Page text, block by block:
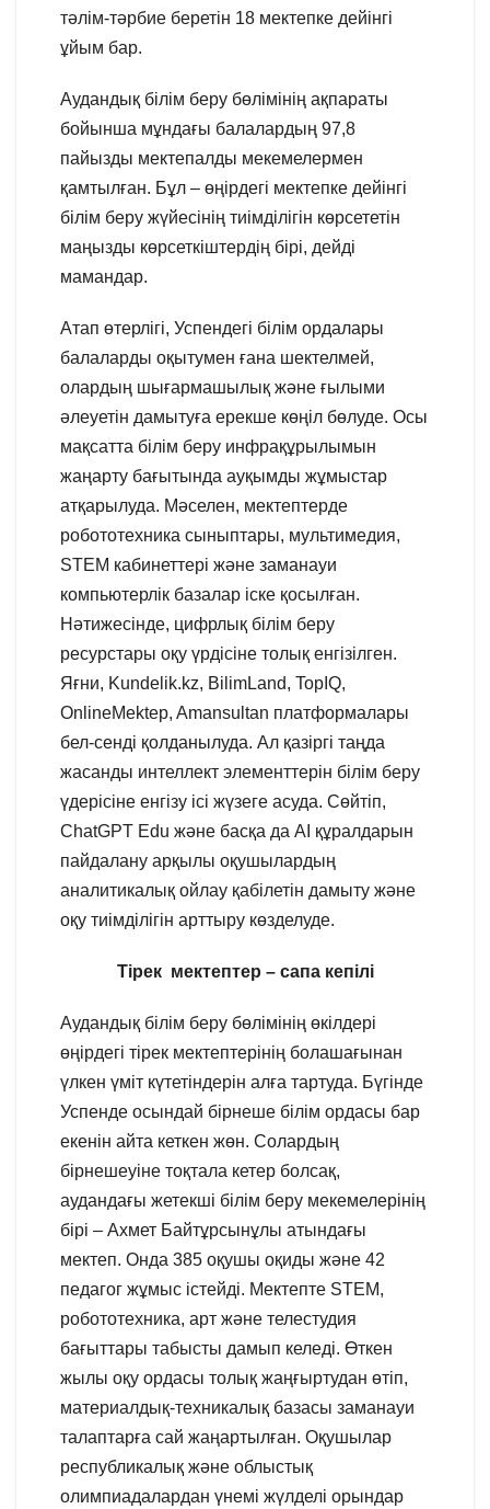
тәлім-тәрбие беретін 18 мектепке дейінгі
ұйым бар.
Аудандық білім беру бөлімінің ақпараты
бойынша мұндағы балалардың 97,8
пайызды мектепалды мекемелермен
қамтылған. Бұл – өңірдегі мектепке дейінгі
білім беру жүйесінің тиімділігін көрсететін
маңызды көрсеткіштердің бірі, дейді
мамандар.
Атап өтерлігі, Успендегі білім ордалары
балаларды оқытумен ғана шектелмей,
олардың шығармашылық және ғылыми
әлеуетін дамытуға ерекше көңіл бөлуде. Осы
мақсатта білім беру инфрақұрылымын
жаңарту бағытында ауқымды жұмыстар
атқарылуда. Мәселен, мектептерде
робототехника сыныптары, мультимедия,
STEM кабинеттері және заманауи
компьютерлік базалар іске қосылған.
Нәтижесінде, цифрлық білім беру
ресурстары оқу үрдісіне толық енгізілген.
Яғни, Kundelik.kz, BilimLand, TopIQ,
OnlineMektep, Amansultan платформалары
бел-сенді қолданылуда. Ал қазіргі таңда
жасанды интеллект элементтерін білім беру
үдерісіне енгізу ісі жүзеге асуда. Сөйтіп,
ChatGPT Edu және басқа да AI құралдарын
пайдалану арқылы оқушылардың
аналитикалық ойлау қабілетін дамыту және
оқу тиімділігін арттыру көзделуде.
Тірек мектептер – сапа кепілі
Аудандық білім беру бөлімінің өкілдері
өңірдегі тірек мектептерінің болашағынан
үлкен үміт күтетіндерін алға тартуда. Бүгінде
Успенде осындай бірнеше білім ордасы бар
екенін айта кеткен жөн. Солардың
бірнешеуіне тоқтала кетер болсақ,
аудандағы жетекші білім беру мекемелерінің
бірі – Ахмет Байтұрсынұлы атындағы
мектеп. Онда 385 оқушы оқиды және 42
педагог жұмыс істейді. Мектепте STEM,
робототехника, арт және телестудия
бағыттары табысты дамып келеді. Өткен
жылы оқу ордасы толық жаңғыртудан өтіп,
материалдық-техникалық базасы заманауи
талаптарға сай жаңартылған. Оқушылар
республикалық және облыстық
олимпиадалардан үнемі жүлделі орындар